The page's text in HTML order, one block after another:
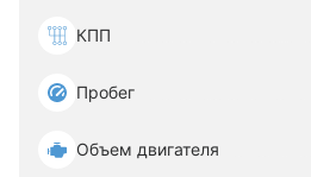
КПП
Пробег
Объем двигателя